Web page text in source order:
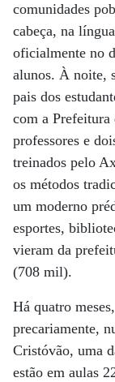
comunidades
cabeça, na
oficialmente no
alunos. À noite,
pais dos
com a Prefeitura
professores e
treinados pelo
os métodos
um moderno
esportes,
vieram da
(708 mil).
Há quatro
precariamente,
Cristóvão, uma
estão em aulas